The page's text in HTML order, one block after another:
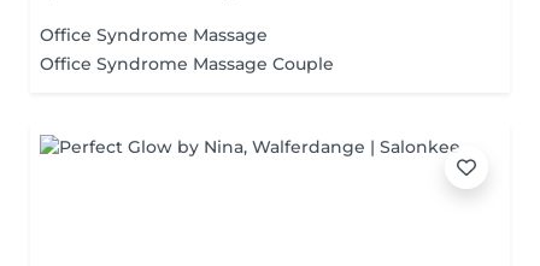
Office Syndrome Massage
Office Syndrome Massage Couple